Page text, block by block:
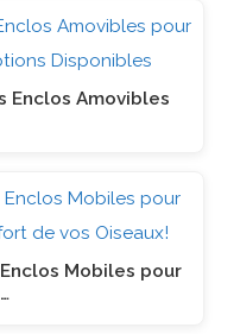
Enclos Amovibles
Mobiles pour